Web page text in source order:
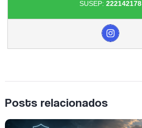
SUSEP: 222142178
Posts relacionados